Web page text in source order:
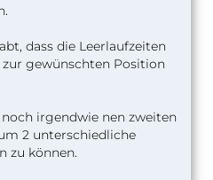
dass die Leerlaufzeiten
gewünschten Position
irgendwie nen zweiten
2 unterschiedliche
zu können.